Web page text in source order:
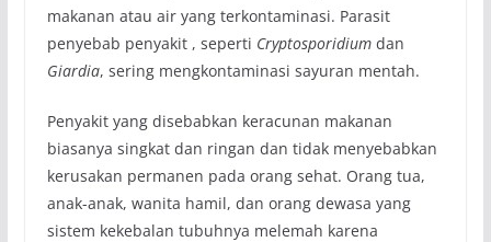
makanan atau air yang terkontaminasi. Parasit
penyebab penyakit , seperti Cryptosporidiumdan
Giardia, sering mengkontaminasi sayuran mentah.
Penyakit yang disebabkan keracunan makanan
biasanya singkat dan ringan dan tidak menyebabkan
kerusakan permanen pada orang sehat. Orang tua,
anak-anak, wanita hamil, dan orang dewasa yang
sistem kekebalan tubuhnya melemah karena